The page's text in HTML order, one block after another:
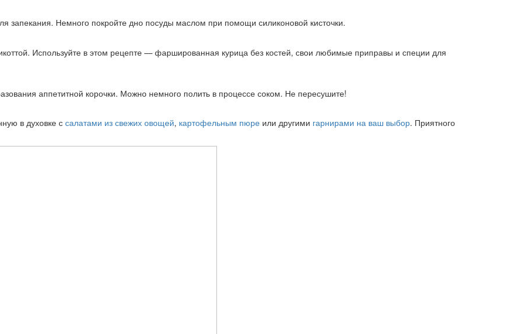
запекания. Немного покройте дно посуды маслом при помощи силиконовой кисточки.
Используйте в этом рецепте — фаршированная курица без костей, свои любимые приправы и специи для
аппетитной корочки. Можно немного полить в процессе соком. Не пересушите!
в духовке с салатами из свежих овощей, картофельным пюре или другими гарнирами на ваш выбор. Приятного